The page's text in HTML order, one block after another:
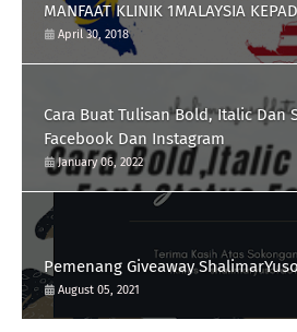
MANFAAT KLINIK 1MALAYSIA
April 30, 2018
Cara Buat Tulisan Bold, Italic Dan
Facebook Dan Instagram
January 06, 2022
Pemenang Giveaway
August 05, 2021